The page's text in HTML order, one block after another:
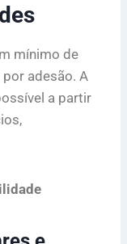
mínimo de
adesão. A
a partir